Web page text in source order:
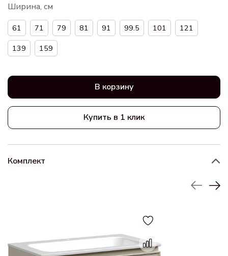
Ширина, см
61 71 79 81 91 99.5 101
121
139
159
В корзину
Купить в 1 клик
Комплект